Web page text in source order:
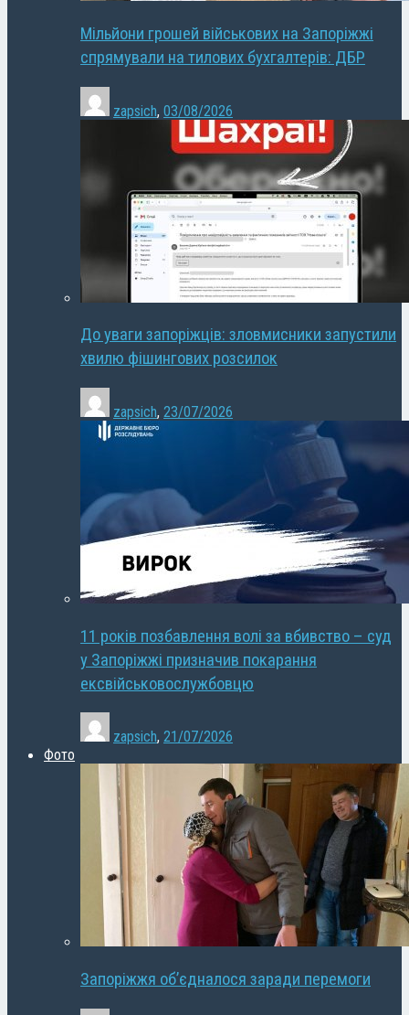
Мільйони грошей військових на Запоріжжі
спрямували на тилових бухгалтерів: ДБР
zapsich, 03/08/2026
До уваги запоріжців: зловмисники запустили
хвилю фішингових розсилок
zapsich, 23/07/2026
11 років позбавлення волі за вбивство – суд
у Запоріжжі призначив покарання
ексвійськовослужбовцю
zapsich, 21/07/2026
Фото
Запоріжжя об’єдналося заради перемоги